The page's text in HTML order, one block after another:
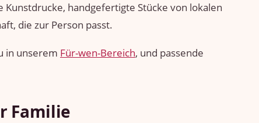
Kunstdrucke, handgefertigte Stücke von lokalen
die zur Person passt.
in unserem Für-wen-Bereich, und passende
Familie